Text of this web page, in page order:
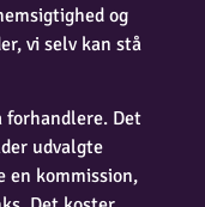
og
vi selv kan stå
forhandlere. Det
udvalgte
en kommission,